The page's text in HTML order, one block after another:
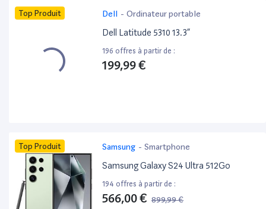
Top Produit Dell - Ordinateur portable
Dell Latitude 5310 13.3”
196 offres à partir de :
199,99 €
Top Produit Samsung - Smartphone
Samsung Galaxy S24 Ultra 512Go
194 offres à partir de :
566,00 € 899,99 €